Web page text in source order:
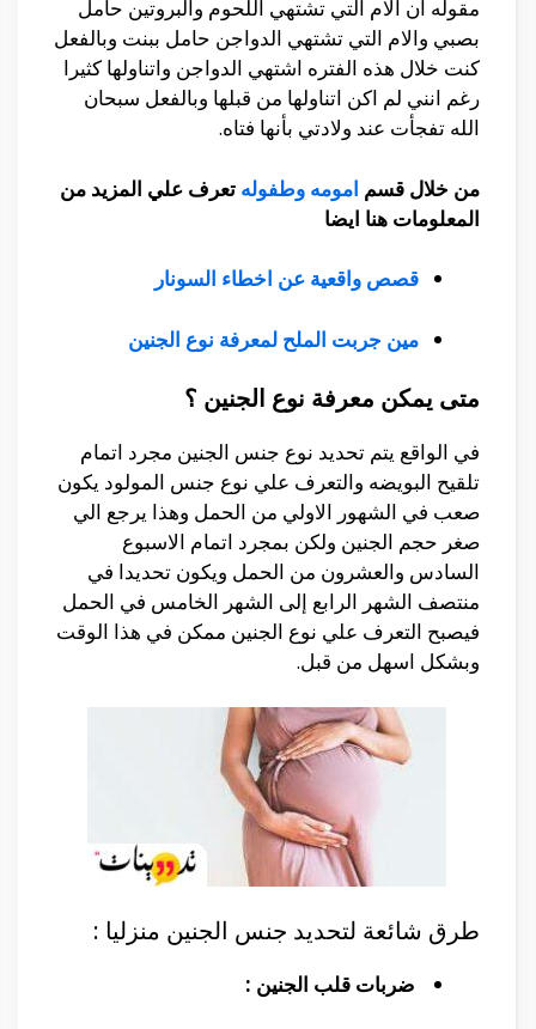
مقوله ان الام التي تشتهي اللحوم والبروتين حامل
بصبي والام التي تشتهي الدواجن حامل ببنت وبالفعل
كنت خلال هذه الفتره اشتهي الدواجن واتناولها كثيرا
رغم انني لم اكن اتناولها من قبلها وبالفعل سبحان
الله تفجأت عند ولادتي بأنها فتاه.
من خلال قسم امومه وطفوله تعرف علي المزيد من
المعلومات هنا ايضا
قصص واقعية عن اخطاء السونار
مين جربت الملح لمعرفة نوع الجنين
متى يمكن معرفة نوع الجنين ؟
في الواقع يتم تحديد نوع جنس الجنين مجرد اتمام
تلقيح البويضه والتعرف علي نوع جنس المولود يكون
صعب في الشهور الاولي من الحمل وهذا يرجع الي
صغر حجم الجنين ولكن بمجرد اتمام الاسبوع
السادس والعشرون من الحمل ويكون تحديدا في
منتصف الشهر الرابع إلى الشهر الخامس في الحمل
فيصبح التعرف علي نوع الجنين ممكن في هذا الوقت
وبشكل اسهل من قبل.
طرق شائعة لتحديد جنس الجنين منزليا :
ضربات قلب الجنين :